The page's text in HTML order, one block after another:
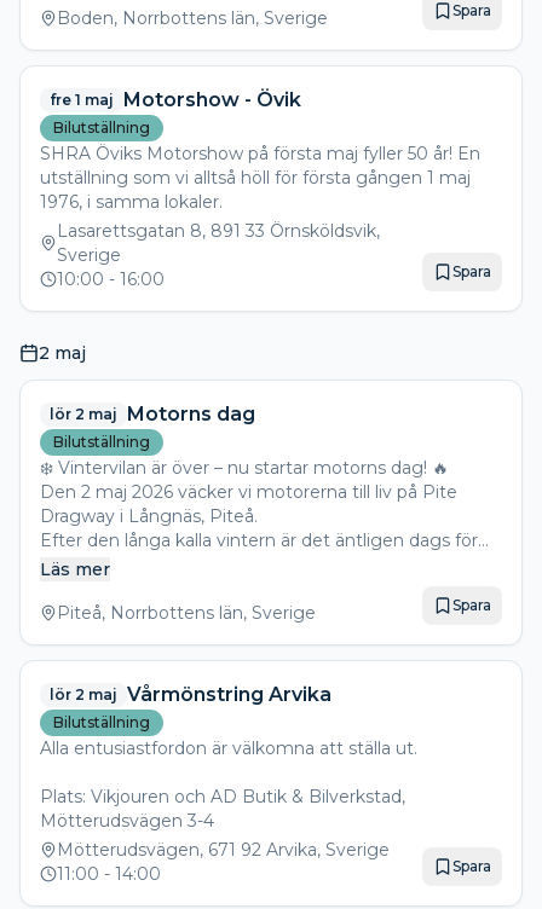
Boden, Norrbottens län, Sverige
Spara
fre 1 maj Motorshow - Övik
Bilutställning
SHRA Öviks Motorshow på första maj fyller 50 år! En
utställning som vi alltså höll för första gången 1 maj
1976, i samma lokaler.
Lasarettsgatan 8, 891 33 Örnsköldsvik,
Sverige
10:00 - 16:00 Spara
2 maj
lör 2 maj Motorns dag
Bilutställning
❄️ Vintervilan är över – nu startar motorns dag! 🔥
Den 2 maj 2026 väcker vi motorerna till liv på Pite
Dragway i Långnäs, Piteå.
Efter den långa kalla vintern är det äntligen dags för
Motorns Dag – en dag fylld av allt i motorväg,
körglädje för dom som vill prova på att bränna lite
Kom och upplev gemenskap och passion för allt som
har motor.
Oavsett om du kör själv eller bara vill njuta av
stämningen – det här vill du inte missa!
📍 Plats: Pite Dragway, Långnäs
Läs mer
Piteå, Norrbottens län, Sverige
Spara
lör 2 maj Vårmönstring Arvika
Bilutställning
Alla entusiastfordon är välkomna att ställa ut.
Plats: Vikjouren och AD Butik & Bilverkstad,
Mötterudsvägen 3-4
Mötterudsvägen, 671 92 Arvika, Sverige
11:00 - 14:00 Spara